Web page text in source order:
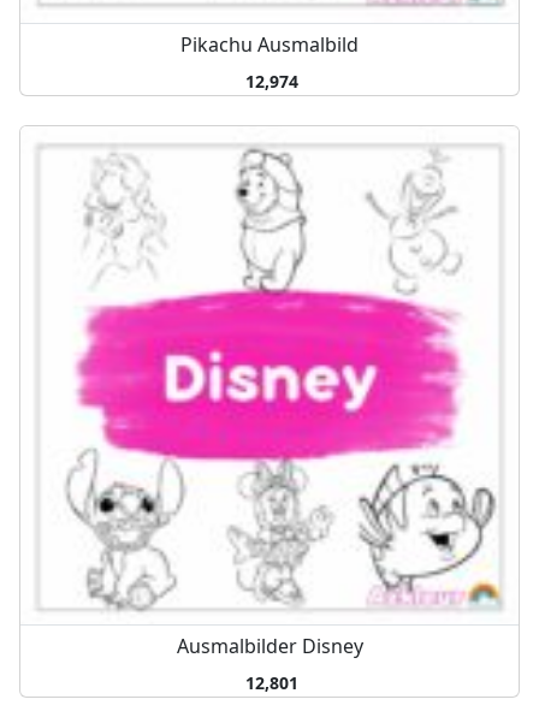
Pikachu Ausmalbild
12,974
Ausmalbilder Disney
12,801